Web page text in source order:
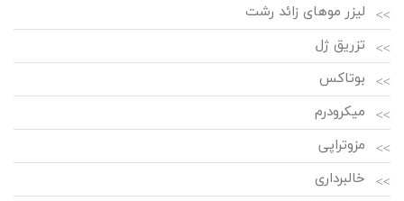
لیزر موهای زائد رشت
تزریق ژل
بوتاکس
میکرودرم
مزوتراپی
خالبرداری